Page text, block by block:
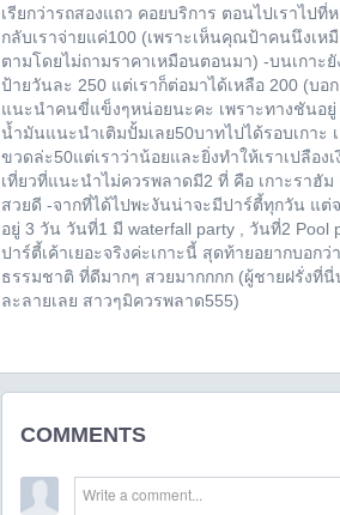
เรียกว่ารถสองแถว คอยบริการ ตอนไปเราไป
กลับเราจ่ายแค่100 (เพราะเห็นคุณป้าคนนึงเ
ตามโดยไม่ถามราคาเหมือนตอนมา) -บนเกาะยั
ป้ายวันละ 250 แต่เราก็ต่อมาได้เหลือ 200 (บอ
แนะนำคนขี่แข็งๆหน่อยนะคะ เพราะทางชันอยู่
น้ำมันแนะนำเติมปั้มเลย50บาทไปได้รอบเกาะ
ขวดล่ะ50แต่เราว่าน้อยและยิ่งทำให้เราเปลือง
เที่ยวที่แนะนำไม่ควรพลาดมี2 ที่ คือ เกาะราฮั
สวยดี -จากที่ได้ไปพะงันน่าจะมีปาร์ตี้ทุกวัน แต่
อยู่ 3 วัน วันที่1 มี waterfall party , วันที่2 Pool
ปาร์ตี้เค้าเยอะจริงค่ะเกาะนี้ สุดท้ายอยากบอกว่
ธรรมชาติ ที่ดีมากๆ สวยมากกกก (ผู้ชายฝรั่งที่นี่
ละลายเลย สาวๆมิควรพลาด555)
COMMENTS